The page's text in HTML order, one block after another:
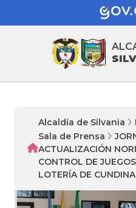
Alcaldía de Silvania
Sala de Prensa
ACTUALIZACIÓN
CONTROL DE
LOTERÍA DE